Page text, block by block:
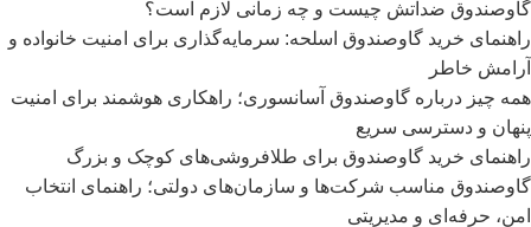
گاوصندوق ضدآتش چیست و چه زمانی لازم است؟
راهنمای خرید گاوصندوق اسلحه: سرمایه‌گذاری برای امنیت خانواده و
آرامش خاطر
همه چیز درباره گاوصندوق آسانسوری؛ راهکاری هوشمند برای امنیت
پنهان و دسترسی سریع
راهنمای خرید گاوصندوق برای طلافروشی‌های کوچک و بزرگ
گاوصندوق مناسب شرکت‌ها و سازمان‌های دولتی؛ راهنمای انتخاب
امن، حرفه‌ای و مدیریتی